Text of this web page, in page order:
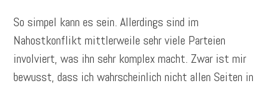
So simpel kann es sein. Allerdings sind im
Nahostkonflikt mittlerweile sehr viele Parteien
involviert, was ihn sehr komplex macht. Zwar ist mir
bewusst, dass ich wahrscheinlich nicht allen Seiten in